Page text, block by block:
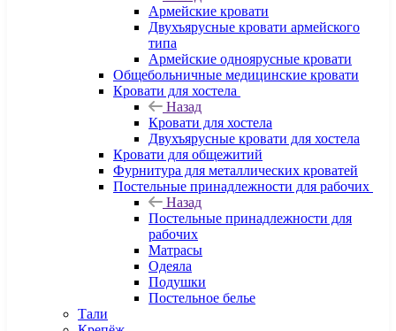
Армейские кровати
Двухъярусные кровати армейского
типа
Армейские одноярусные кровати
Общебольничные медицинские кровати
Кровати для хостела
Назад
Кровати для хостела
Двухъярусные кровати для хостела
Кровати для общежитий
Фурнитура для металлических кроватей
Постельные принадлежности для рабочих
Назад
Постельные принадлежности для
рабочих
Матрасы
Одеяла
Подушки
Постельное белье
Тали